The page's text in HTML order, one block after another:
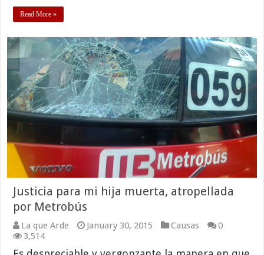
Read More »
Justicia para mi hija muerta, atropellada
por Metrobús
La que Arde January 30, 2015 Causas
0
3,514